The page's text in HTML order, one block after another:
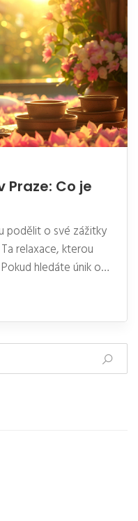
Co je
podělit o své zážitky
relaxace, kterou
hledáte únik od
vyzkoušejte tuto
Uvidíte, jak je